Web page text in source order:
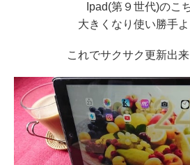
Ipad(第９世代)のこ
大きくなり使い勝手よ
これでサクサク更新出来